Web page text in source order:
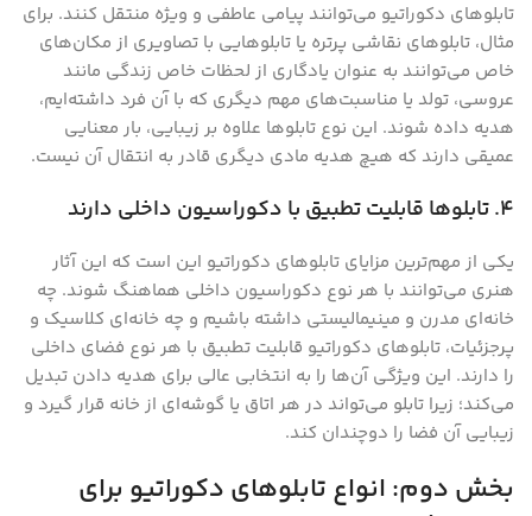
تابلوهای دکوراتیو می‌توانند پیامی عاطفی و ویژه منتقل کنند. برای
مثال، تابلوهای نقاشی پرتره یا تابلوهایی با تصاویری از مکان‌های
خاص می‌توانند به عنوان یادگاری از لحظات خاص زندگی مانند
عروسی، تولد یا مناسبت‌های مهم دیگری که با آن فرد داشته‌ایم،
هدیه داده شوند. این نوع تابلوها علاوه بر زیبایی، بار معنایی
عمیقی دارند که هیچ هدیه مادی دیگری قادر به انتقال آن نیست.
4. تابلوها قابلیت تطبیق با دکوراسیون داخلی دارند
یکی از مهم‌ترین مزایای تابلوهای دکوراتیو این است که این آثار
هنری می‌توانند با هر نوع دکوراسیون داخلی هماهنگ شوند. چه
خانه‌ای مدرن و مینیمالیستی داشته باشیم و چه خانه‌ای کلاسیک و
پرجزئیات، تابلوهای دکوراتیو قابلیت تطبیق با هر نوع فضای داخلی
را دارند. این ویژگی آن‌ها را به انتخابی عالی برای هدیه دادن تبدیل
می‌کند؛ زیرا تابلو می‌تواند در هر اتاق یا گوشه‌ای از خانه قرار گیرد و
زیبایی آن فضا را دوچندان کند.
بخش دوم: انواع تابلوهای دکوراتیو برای